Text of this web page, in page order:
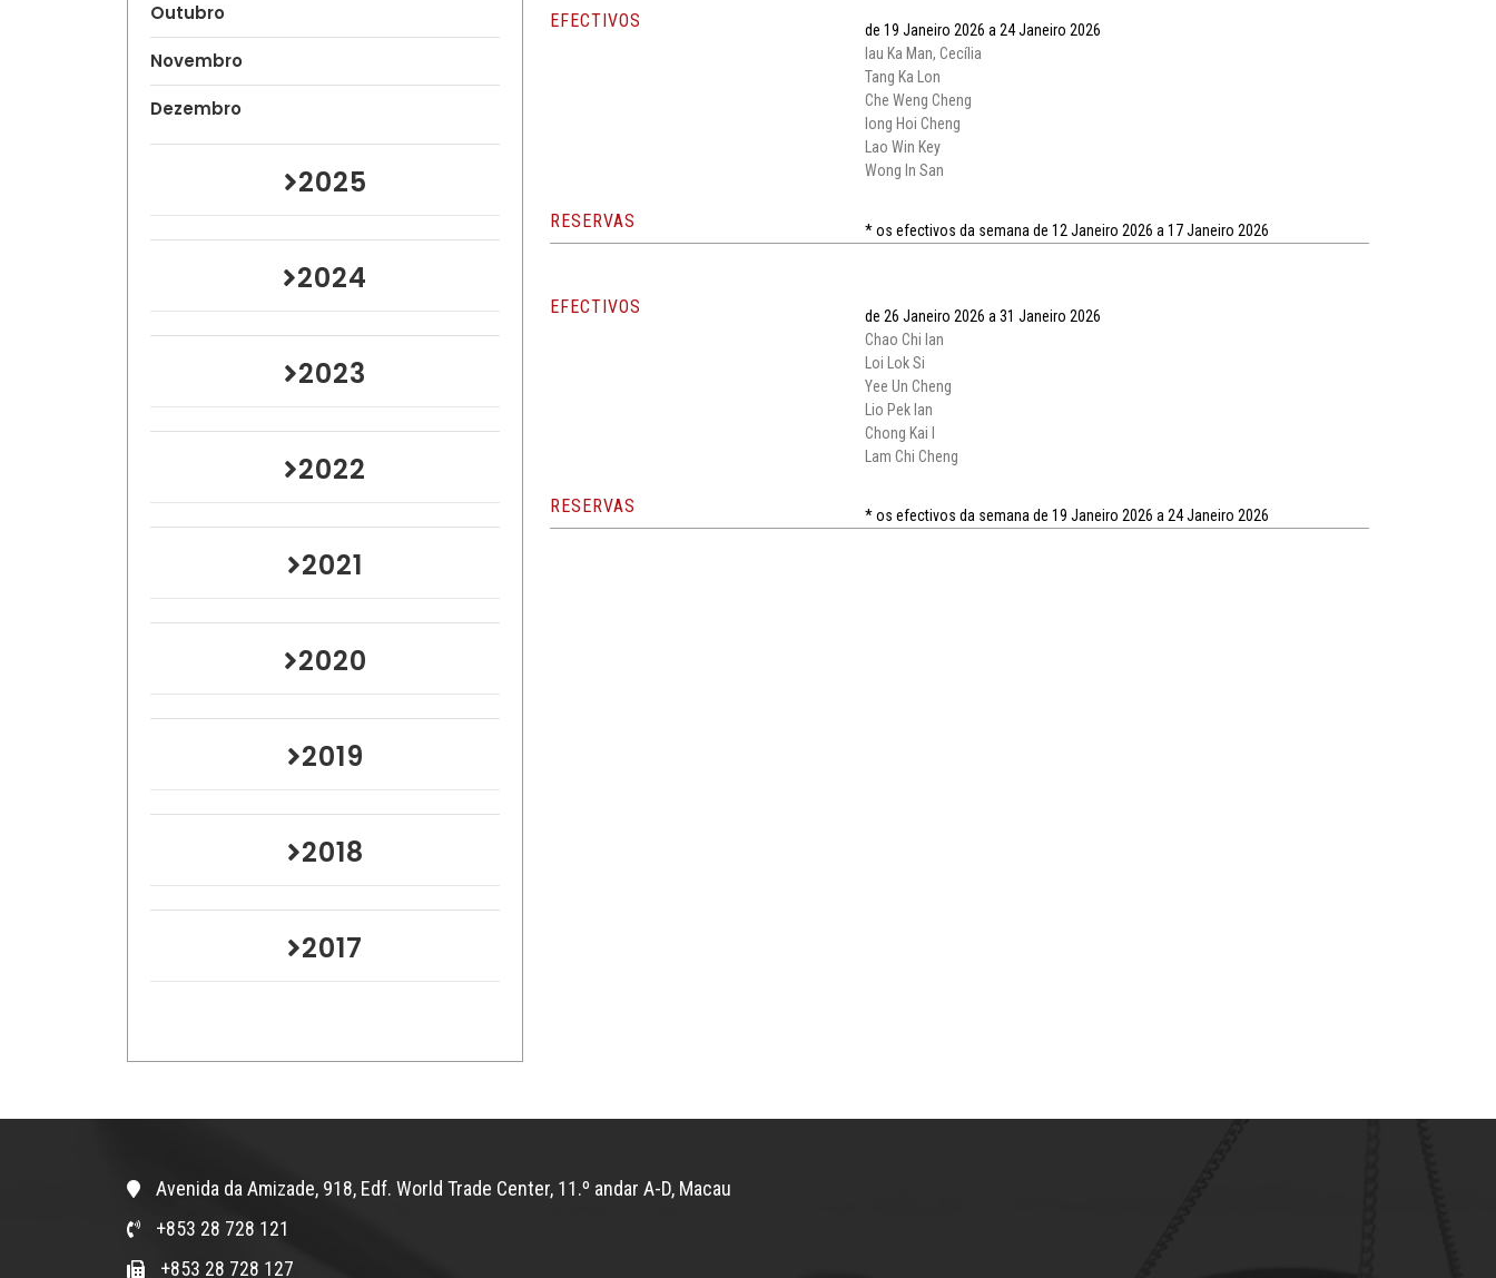
Outubro
Novembro
Dezembro
2025
2024
2023
2022
2021
2020
2019
2018
2017
EFECTIVOS
de 19 Janeiro 2026 a 24 Janeiro 2026
Iau Ka Man, Cecília
Tang Ka Lon
Che Weng Cheng
Iong Hoi Cheng
Lao Win Key
Wong In San
RESERVAS * os efectivos da semana de 12 Janeiro 2026 a 17 Janeiro 2026
EFECTIVOS
de 26 Janeiro 2026 a 31 Janeiro 2026
Chao Chi Ian
Loi Lok Si
Yee Un Cheng
Lio Pek Ian
Chong Kai I
Lam Chi Cheng
RESERVAS * os efectivos da semana de 19 Janeiro 2026 a 24 Janeiro 2026
Avenida da Amizade, 918, Edf. World Trade Center, 11.º andar A-D, Macau
+853 28 728 121
+853 28 728 127